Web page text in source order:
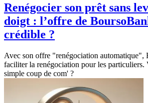
Renégocier son prêt sans
doigt : l’offre de
crédible ?
Avec son offre "renégociation automatique",
faciliter la renégociation pour les particuliers.
simple coup de com' ?